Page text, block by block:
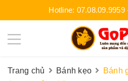
Hotline: 07.08.09.9959
Trang chủ Bánh kẹo
Bánh